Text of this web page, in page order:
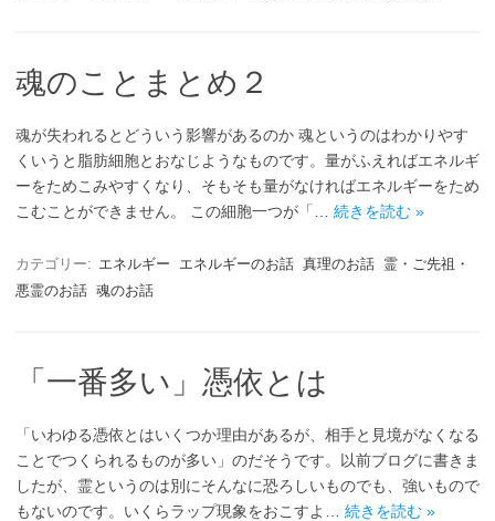
魂のことまとめ２
魂が失われるとどういう影響があるのか 魂というのはわかりやす
くいうと脂肪細胞とおなじようなものです。量がふえればエネルギ
ーをためこみやすくなり、そもそも量がなければエネルギーをため
こむことができません。 この細胞一つが「… 続きを読む »
カテゴリー: エネルギー エネルギーのお話 真理のお話 霊・ご先祖・
悪霊のお話 魂のお話
「一番多い」憑依とは
「いわゆる憑依とはいくつか理由があるが、相手と見境がなくなる
ことでつくられるものが多い」のだそうです。以前ブログに書きま
したが、霊というのは別にそんなに恐ろしいものでも、強いもので
もないのです。いくらラップ現象をおこすよ… 続きを読む »